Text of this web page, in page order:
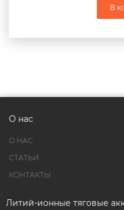
В
О нас
О НАС
СТАТЬИ
КОНТАКТЫ
Литий-ионные тяговые